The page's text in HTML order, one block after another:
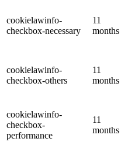
cookielawinfo-
checkbox-necessary
11
months
cookielawinfo-
checkbox-others
11
months
cookielawinfo-
checkbox-
performance
11
months